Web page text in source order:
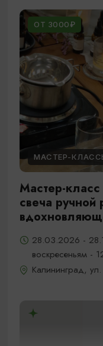
ОТ 3000₽
МАСТЕР-
Мастер-
свеча ручной
28.03.2026 -
воскресеньям -
Калининград,